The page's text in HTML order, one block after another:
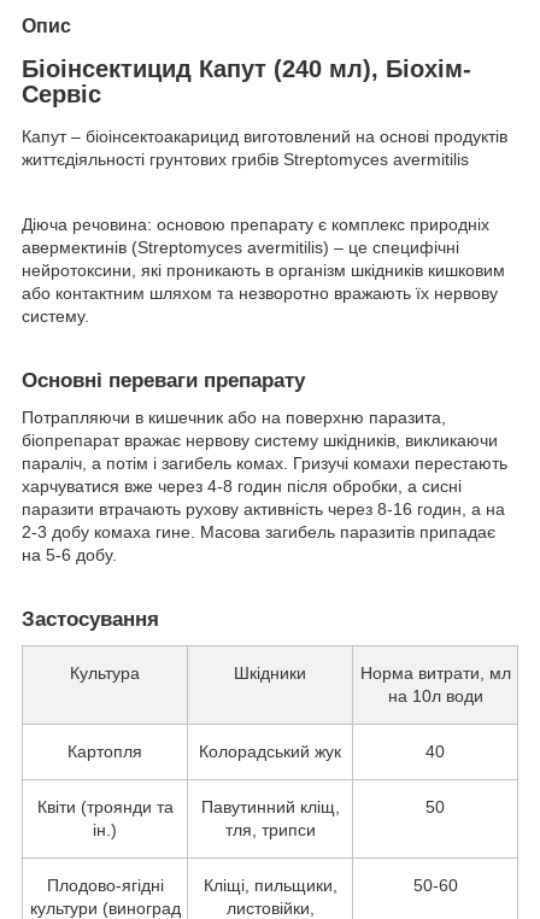
Опис
Біоінсектицид Капут (240 мл), Біохім-
Сервіс
Капут – біоінсектоакарицид виготовлений на основі продуктів
життєдіяльності грунтових грибів Streptomyces avermitilis
Діюча речовина: основою препарату є комплекс природніх
авермектинів (Streptomyces avermitilis) – це специфічні
нейротоксини, які проникають в організм шкідників кишковим
або контактним шляхом та незворотно вражають їх нервову
систему.
Основні переваги препарату
Потрапляючи в кишечник або на поверхню паразита,
біопрепарат вражає нервову систему шкідників, викликаючи
параліч, а потім і загибель комах. Гризучі комахи перестають
харчуватися вже через 4-8 годин після обробки, а сисні
паразити втрачають рухову активність через 8-16 годин, а на
2-3 добу комаха гине. Масова загибель паразитів припадає
на 5-6 добу.
Застосування
Культура Шкідники
Норма витрати, мл
на 10л води
Картопля Колорадський жук 40
Квіти (троянди та
ін.)
Павутинний кліщ,
тля, трипси
50
Плодово-ягідні
культури (виноград
Кліщі, пильщики,
листовійки,
50-60